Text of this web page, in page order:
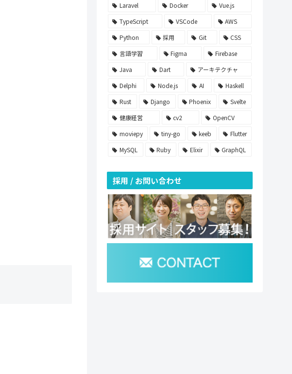
Laravel
Docker
Vue.js
TypeScript
VSCode
AWS
Python
採用 Git
CSS
言語学習
Figma
Firebase
Java
Dart
アーキテクチャ
Delphi
Node.js AI
Haskell
Rust
Django Phoenix
Svelte
健康経営
cv2
OpenCV
moviepy
tiny-go keeb
Flutter
MySQL
Ruby Elixir GraphQL
採用 / お問い合わせ